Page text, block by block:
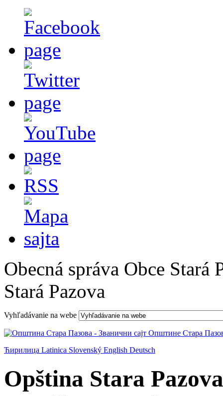
Obecná správa Obce Stará
Stará Pazova
Vyhľadávanie na webe
Ћирилица Latinica Slovenský English Deutsch
Opština Stara